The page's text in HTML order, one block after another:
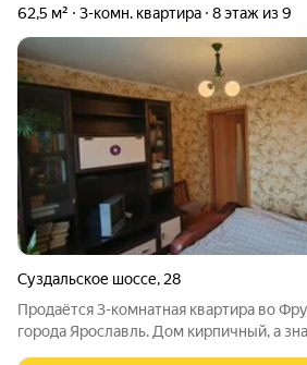
62,5 м² 3-комн. квартира 8 этаж из 9
Суздальское шоссе, 28
Продаётся 3-комнатная квартира во
города Ярославль. Дом кирпичный, а